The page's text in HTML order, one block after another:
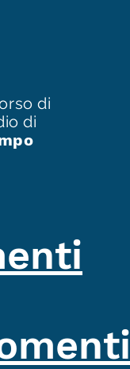
di
di